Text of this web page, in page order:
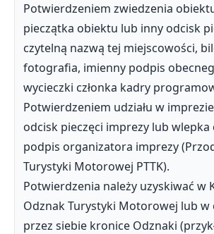
Potwierdzeniem zwiedzenia
pieczątka obiektu lub inny odcisk
czytelną nazwą tej miejscowości,
fotografia, imienny podpis
wycieczki członka kadry
Potwierdzeniem udziału w
odcisk pieczęci imprezy lub wlepka
podpis organizatora imprezy
Turystyki Motorowej PTTK).
Potwierdzenia należy uzyskiwać w
Odznak Turystyki Motorowej lub w
przez siebie kronice Odznaki